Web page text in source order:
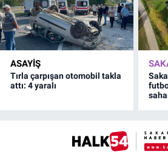
ASAYİŞ
Tırla çarpışan otomobil takla
attı: 4 yaralı